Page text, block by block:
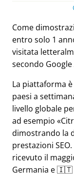
Come
entro solo 1
visitata
secondo Google
La piattaforma
paesi a
livello globale
ad esempio
dimostrando la
prestazioni
ricevuto il
Germania e 🇮🇹